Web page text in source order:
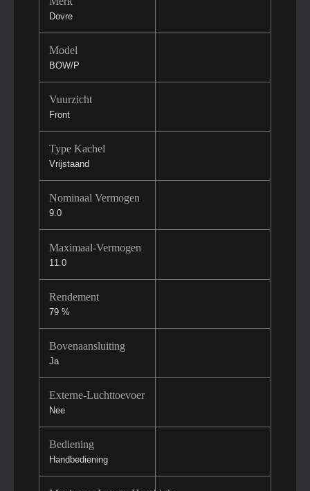
Dovre
Model
BOW/P
Vuurzicht
Front
Type Kachel
Vrijstaand
Nominaal Vermogen
9.0
Maximaal-Vermogen
11.0
Rendement
79 %
Bovenaansluiting
Ja
Externe-Luchttoevoer
Nee
Bediening
Handbediening